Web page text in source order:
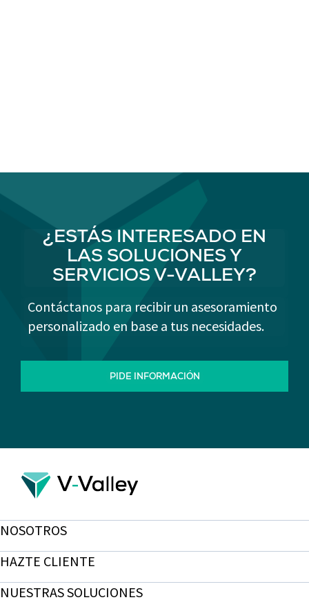
¿ESTÁS INTERESADO EN
LAS SOLUCIONES Y
SERVICIOS V-VALLEY?
Contáctanos para recibir un asesoramiento
personalizado en base a tus necesidades.
PIDE INFORMACIÓN
NOSOTROS
HAZTE CLIENTE
NUESTRAS SOLUCIONES